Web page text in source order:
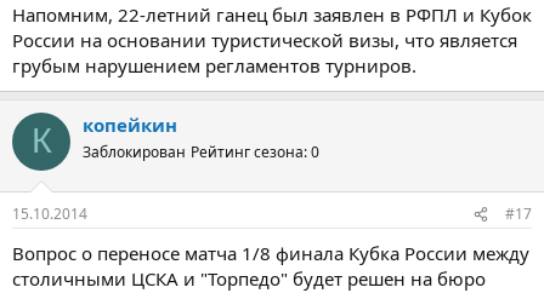
Напомним, 22-летний ганец был заявлен в РФПЛ и Кубок
России на основании туристической визы, что является
грубым нарушением регламентов турниров.
К копейкин
Заблокирован Рейтинг сезона: 0
15.10.2014 #17
Вопрос о переносе матча 1/8 финала Кубка России между
столичными ЦСКА и "Торпедо" будет решен на бюро